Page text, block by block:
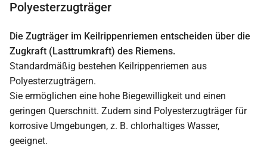
Polyesterzugträger
Die Zugträger im Keilrippenriemen entscheiden über die
Zugkraft (Lasttrumkraft) des Riemens.
Standardmäßig bestehen Keilrippenriemen aus
Polyesterzugträgern.
Sie ermöglichen eine hohe Biegewilligkeit und einen
geringen Querschnitt. Zudem sind Polyesterzugträger für
korrosive Umgebungen, z. B. chlorhaltiges Wasser,
geeignet.